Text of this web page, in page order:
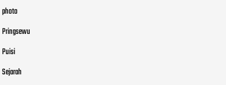
photo
Pringsewu
Puisi
Sejarah